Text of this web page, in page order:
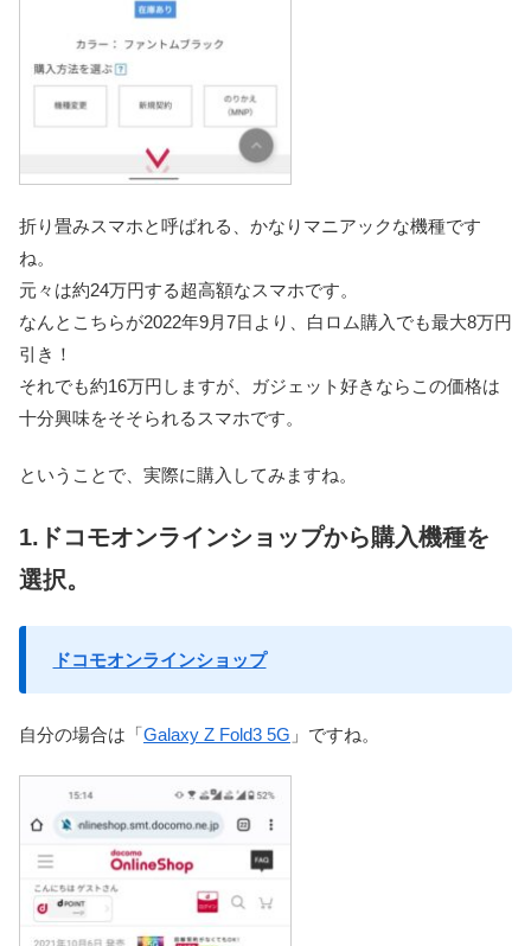
折り畳みスマホと呼ばれる、かなりマニアックな機種です
ね。
元々は約24万円する超高額なスマホです。
なんとこちらが2022年9月7日より、白ロム購入でも最大8万円
引き！
それでも約16万円しますが、ガジェット好きならこの価格は
十分興味をそそられるスマホです。
ということで、実際に購入してみますね。
1.ドコモオンラインショップから購入機種を
選択。
ドコモオンラインショップ
自分の場合は「Galaxy Z Fold3 5G 」ですね。